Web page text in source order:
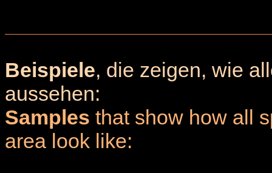
Beispiele, die zeigen, wie
aussehen:
Samples that show how all
area look like: